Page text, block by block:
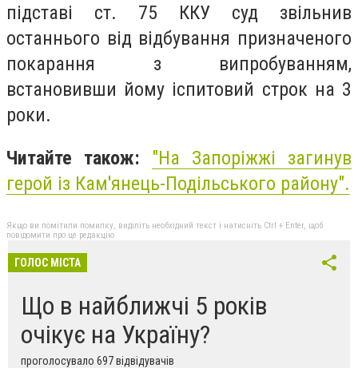
підставі ст. 75 ККУ суд звільнив
останнього від відбування призначеного
покарання з випробуванням,
встановивши йому іспитовий строк на 3
роки.
Читайте також: "На Запоріжжі загинув
герой із Кам'янець-Подільського району".
Якщо ви помітили помилку, виділіть необхідний текст і натисніть Ctrl + Enter, щоб
повідомити про це редакцію
ГОЛОС МІСТА
Що в найближчі 5 років
очікує на Україну?
проголосувало 697 відвідувачів